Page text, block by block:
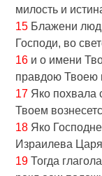
милость и
15 Блажени
Господи, во
16 и о имени
правдою Твоею
17 Яко похвала
Твоем
18 Яко
Израилева
19 Тогда